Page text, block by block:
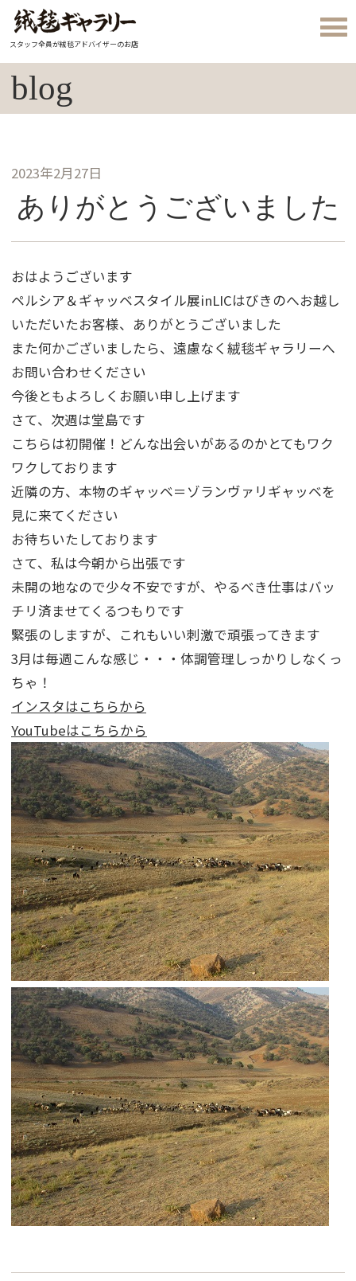
スタッフ全員が絨毯アドバイザーのお店
blog
2023年2月27日
ありがとうございました
おはようございます
ペルシア＆ギャッベスタイル展inLICはびきのへお越し
いただいたお客様、ありがとうございました
また何かございましたら、遠慮なく絨毯ギャラリーへ
お問い合わせください
今後ともよろしくお願い申し上げます
さて、次週は堂島です
こちらは初開催！どんな出会いがあるのかとてもワク
ワクしております
近隣の方、本物のギャッベ＝ゾランヴァリギャッベを
見に来てください
お待ちいたしております
さて、私は今朝から出張です
未開の地なので少々不安ですが、やるべき仕事はバッ
チリ済ませてくるつもりです
緊張のしますが、これもいい刺激で頑張ってきます
3月は毎週こんな感じ・・・体調管理しっかりしなくっ
ちゃ！
インスタはこちらから
YouTubeはこちらから